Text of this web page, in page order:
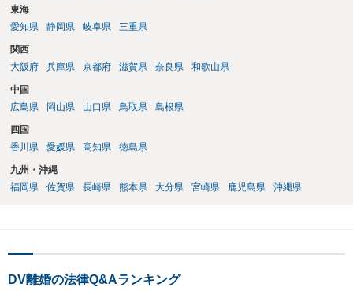
東海
愛知県
静岡県 岐阜県 三重県
関西
大阪府
兵庫県 京都府 滋賀県 奈良県 和歌山県
中国
広島県
岡山県 山口県 鳥取県 島根県
四国
香川県
愛媛県 高知県 徳島県
九州・沖縄
福岡県
佐賀県 長崎県 熊本県 大分県 宮崎県 鹿児島県 沖縄県
DV離婚の法律Q&Aランキング